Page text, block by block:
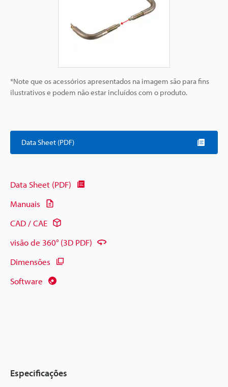
*Note que os acessórios apresentados na imagem são para fins
ilustrativos e podem não estar incluídos com o produto.
Data Sheet (PDF)
Data Sheet (PDF)
Manuais
CAD / CAE
visão de 360° (3D PDF)
Dimensões
Software
Especificações